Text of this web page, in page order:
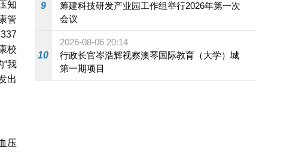
知
管
校
“我
出
压
9
筹建科技研发产业园工作组举行2026年第一次
会议
10
2026-08-06 20:14
行政长官岑浩辉视察澳琴国际教育（大学）城
第一期项目